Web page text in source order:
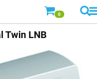
0
Twin LNB